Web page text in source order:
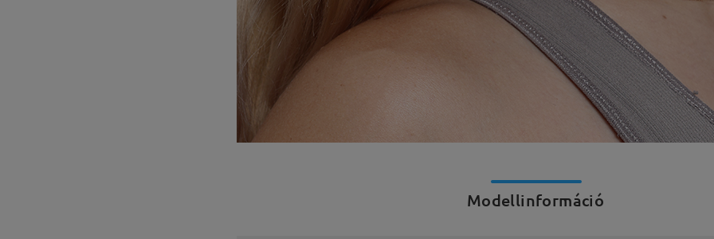
Modellinformáció